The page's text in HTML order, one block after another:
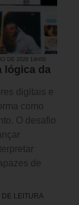
DE 2026 14H00
lógica da
digitais e
como
O desafio
de
LEITURA